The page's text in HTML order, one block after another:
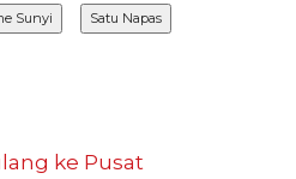
Sunyi Satu Napas